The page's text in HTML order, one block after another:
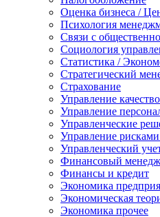
Оценка бизнеса /
Психология
Связи с
Социология
Статистика /
Стратегический
Страхование
Управление
Управление
Управленческие
Управление
Управленческий
Финансовый
Финансы и кредит
Экономика
Экономическая
Экономика прочее